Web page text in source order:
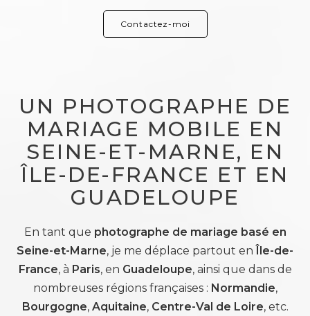
Contactez-moi
UN PHOTOGRAPHE DE
MARIAGE MOBILE EN
SEINE-ET-MARNE, EN
ÎLE-DE-FRANCE ET EN
GUADELOUPE
En tant que photographe de mariage basé en
Seine-et-Marne, je me déplace partout enÎle-de-
France, à Paris, en Guadeloupe, ainsi que dans de
nombreuses régions françaises : Normandie,
Bourgogne, Aquitaine, Centre-Val de Loire, etc.